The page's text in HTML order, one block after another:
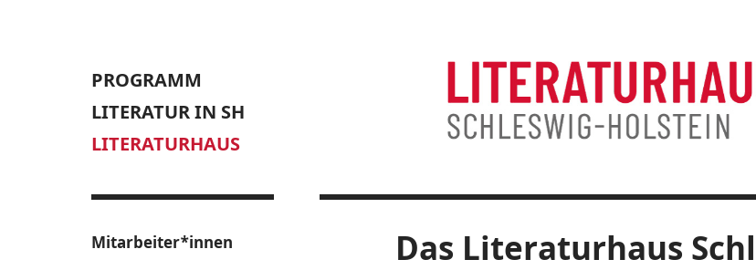
Mitarbeiter*innen
Das Literaturhaus
PROGRAMM
LITERATUR IN SH
LITERATURHAUS